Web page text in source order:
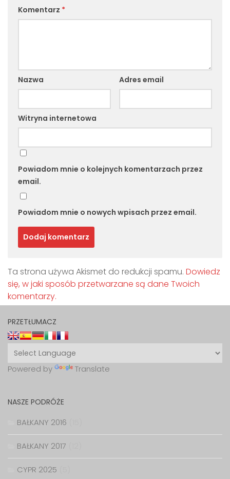
Komentarz *
Nazwa Adres email
Witryna internetowa
Powiadom mnie o kolejnych komentarzach przez
email.
Powiadom mnie o nowych wpisach przez email.
Ta strona używa Akismet do redukcji spamu. Dowiedz
się, w jaki sposób przetwarzane są dane Twoich
komentarzy.
PRZETŁUMACZ
Powered by Translate
NASZE PODRÓŻE
BAŁKANY 2016
BAŁKANY 2017
CYPR 2025